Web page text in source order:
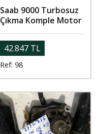
Saab 9000 Turbosuz
Çıkma Komple Motor
42.847 TL
Ref: 98